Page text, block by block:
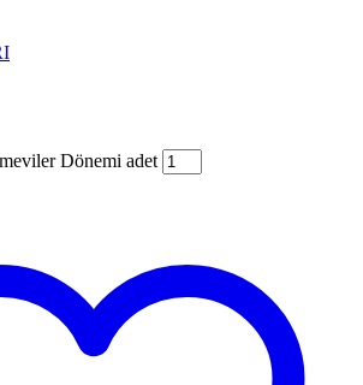
Dönemi adet